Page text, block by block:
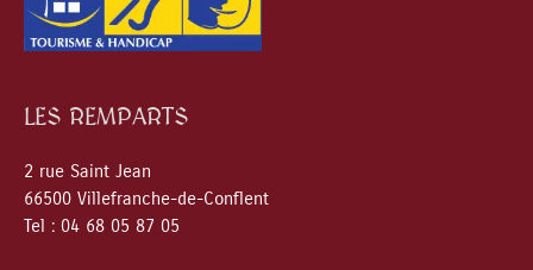
LES REMPARTS
2 rue Saint Jean
66500 Villefranche-de-Conflent
Tel : 04 68 05 87 05